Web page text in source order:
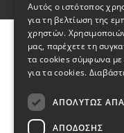
Αυτός ο ιστότοπος
για τη βελτίωση της
χρηστών.
μας, παρέχετε τη
τα cookies σύμφωνα με
για τα cookies.
ΑΠΟΛΎΤΩΣ
ΑΠΌΔΟΣΗΣ